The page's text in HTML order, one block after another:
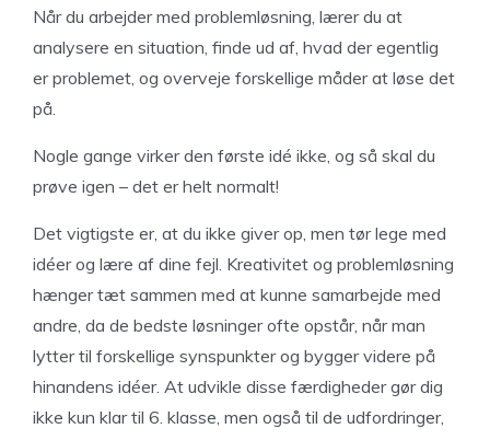
Når du arbejder med problemløsning, lærer du at
analysere en situation, finde ud af, hvad der egentlig
er problemet, og overveje forskellige måder at løse det
på.
Nogle gange virker den første idé ikke, og så skal du
prøve igen – det er helt normalt!
Det vigtigste er, at du ikke giver op, men tør lege med
idéer og lære af dine fejl. Kreativitet og problemløsning
hænger tæt sammen med at kunne samarbejde med
andre, da de bedste løsninger ofte opstår, når man
lytter til forskellige synspunkter og bygger videre på
hinandens idéer. At udvikle disse færdigheder gør dig
ikke kun klar til 6. klasse, men også til de udfordringer,